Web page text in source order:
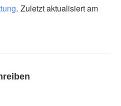
. Zuletzt aktualisiert am